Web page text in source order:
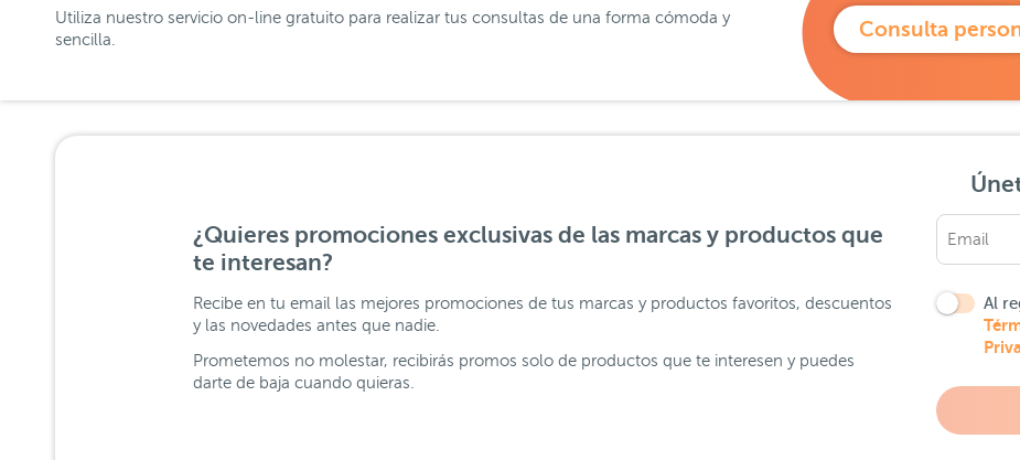
Utiliza nuestro servicio on-line gratuito para realizar tus consultas de una forma cómoda y
sencilla.
Consulta
¿Quieres promociones exclusivas de las marcas y productos que
te interesan?
Recibe en tu email las mejores promociones de tus marcas y productos favoritos, descuentos
y las novedades antes que nadie.
Prometemos no molestar, recibirás promos solo de productos que te interesen y puedes
darte de baja cuando quieras.
Al